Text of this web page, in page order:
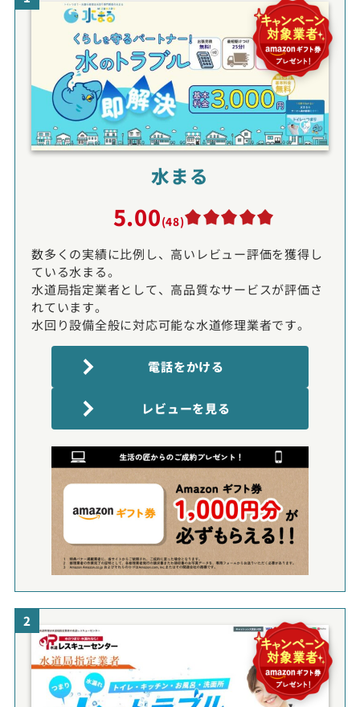
水まる
5.00(48)
数多くの実績に比例し、高いレビュー評価を獲得し
ている水まる。
水道局指定業者として、高品質なサービスが評価さ
れています。
水回り設備全般に対応可能な水道修理業者です。
電話をかける
レビューを見る
2